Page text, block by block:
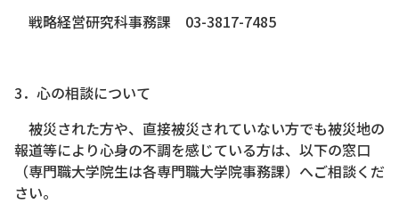
戦略経営研究科事務課 03-3817-7485
3．心の相談について
被災された方や、直接被災されていない方でも被災地の
報道等により心身の不調を感じている方は、以下の窓口
（専門職大学院生は各専門職大学院事務課）へご相談くだ
さい。